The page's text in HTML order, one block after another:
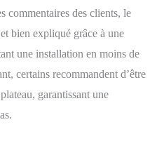
une base solide pour
une utilisation longue
réglables éliminent les
oscillations et
protègent le sol, et la
connexion solide par
commentaires des clients, le
bien expliqué grâce à une
une installation en moins de
certains recommandent d’être
garantissant une